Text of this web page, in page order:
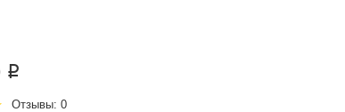
p
Отзывы: 0